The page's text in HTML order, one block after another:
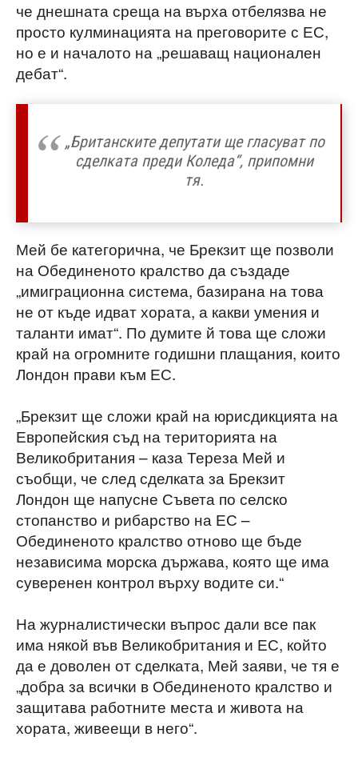
че днешната среща на върха отбелязва не
просто кулминацията на преговорите с ЕС,
но е и началото на „решаващ национален
дебат“.
„Британските депутати ще гласуват по
сделката преди Коледа“, припомни
тя.
Мей бе категорична, че Брекзит ще позволи
на Обединеното кралство да създаде
„имиграционна система, базирана на това
не от къде идват хората, а какви умения и
таланти имат“. По думите й това ще сложи
край на огромните годишни плащания, които
Лондон прави към ЕС.
„Брекзит ще сложи край на юрисдикцията на
Европейския съд на територията на
Великобритания – каза Тереза Мей и
съобщи, че след сделката за Брекзит
Лондон ще напусне Съвета по селско
стопанство и рибарство на ЕС –
Обединеното кралство отново ще бъде
независима морска държава, която ще има
суверенен контрол върху водите си.“
На журналистически въпрос дали все пак
има някой във Великобритания и ЕС, който
да е доволен от сделката, Мей заяви, че тя е
„добра за всички в Обединеното кралство и
защитава работните места и живота на
хората, живеещи в него“.